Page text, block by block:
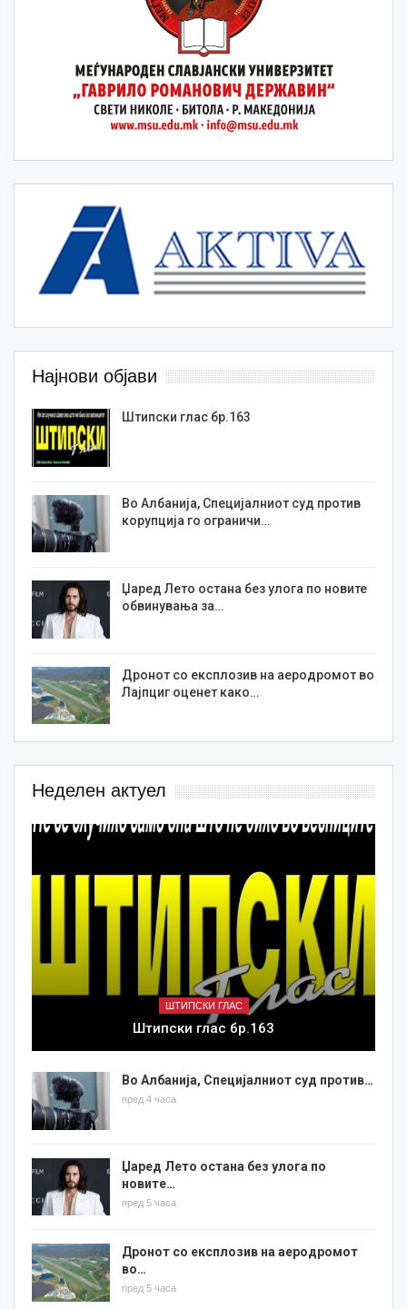
Најнови објави
Штипски глас бр.163
Во Албанија, Специјалниот суд против
корупција го ограничи…
Џаред Лето остана без улога по новите
обвинувања за…
Дронот со експлозив на аеродромот во
Лајпциг оценет како…
Неделен актуел
ШТИПСКИ ГЛАС
Штипски глас бр.163
Во Албанија, Специјалниот суд против…
пред 4 часа
Џаред Лето остана без улога по
новите…
пред 5 часа
Дронот со експлозив на аеродромот
во…
пред 5 часа